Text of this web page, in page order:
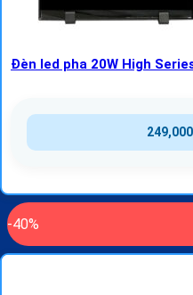
Đèn led pha 20W High
249,000
-40%